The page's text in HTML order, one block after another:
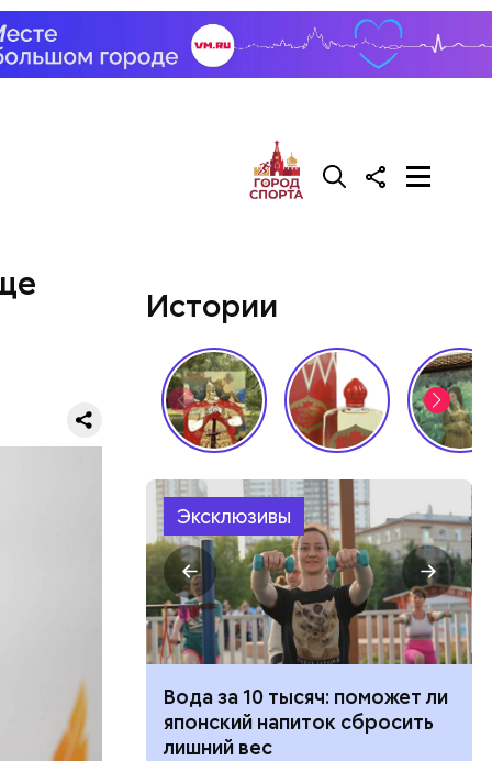
Истории
Эксклюзивы
какие
в
ее есть
Вода за 10 тысяч: поможет ли
японский напиток сбросить
лишний вес